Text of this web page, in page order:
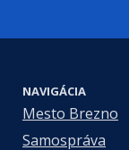
NAVIGÁCIA
Mesto Brezno
Samospráva